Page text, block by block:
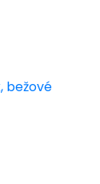
bežové